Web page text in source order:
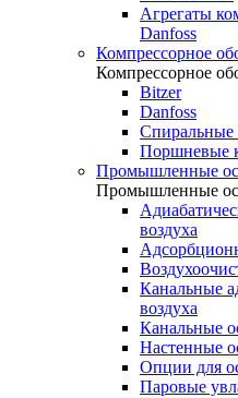
Агрегаты
Danfoss
Компрессорное
Компрессорное
Bitzer
Danfoss
Спиральные
Поршневые
Промышленные
Промышленные
воздуха
Канальные
воздуха
Канальные
Настенные
Опции для
Паровые